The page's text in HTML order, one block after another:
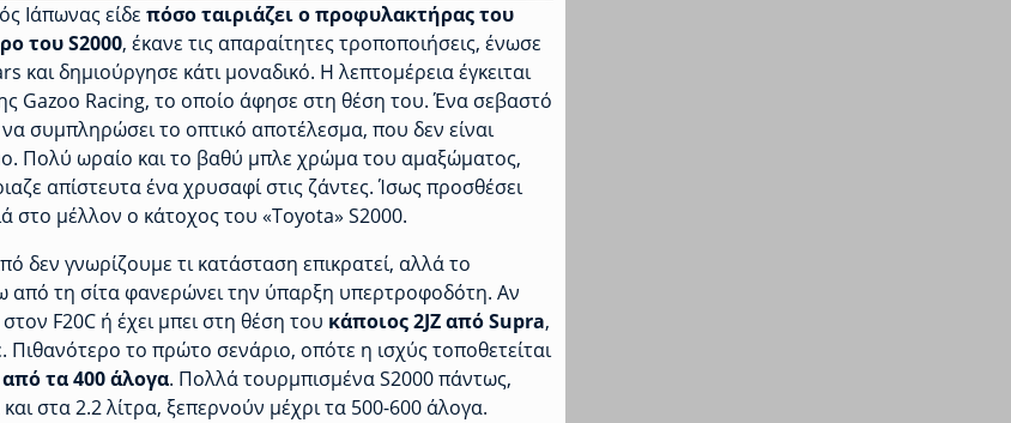
Ιάπωνας είδε πόσο ταιριάζει ο προφυλακτήρας του
του S2000, έκανε τις απαραίτητες τροποποιήσεις, ένωσε
και δημιούργησε κάτι μοναδικό. Η λεπτομέρεια έγκειται
Gazoo Racing, το οποίο άφησε στη θέση του. Ένα σεβαστό
συμπληρώσει το οπτικό αποτέλεσμα, που δεν είναι
Πολύ ωραίο και το βαθύ μπλε χρώμα του αμαξώματος,
απίστευτα ένα χρυσαφί στις ζάντες. Ίσως προσθέσει
στο μέλλον ο κάτοχος του «Toyota» S2000.
δεν γνωρίζουμε τι κατάσταση επικρατεί, αλλά το
από τη σίτα φανερώνει την ύπαρξη υπερτροφοδότη. Αν
F20C ή έχει μπει στη θέση του κάποιος 2JZ από Supra,
Πιθανότερο το πρώτο σενάριο, οπότε η ισχύς τοποθετείται
τα 400 άλογα. Πολλά τουρμπισμένα S2000 πάντως,
στα 2.2 λίτρα, ξεπερνούν μέχρι τα 500-600 άλογα.